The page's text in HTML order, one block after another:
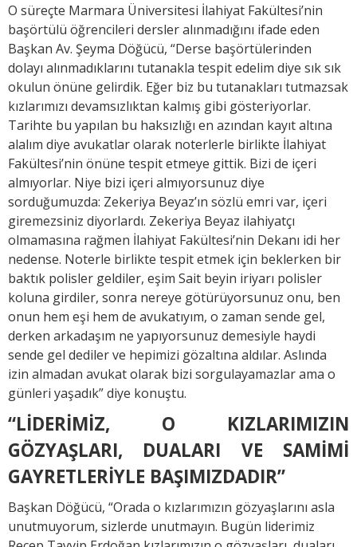
O süreçte Marmara Üniversitesi İlahiyat Fakültesi’nin
başörtülü öğrencileri dersler alınmadığını ifade eden
Başkan Av. Şeyma Döğücü, “Derse başörtülerinden
dolayı alınmadıklarını tutanakla tespit edelim diye sık sık
okulun önüne gelirdik. Eğer biz bu tutanakları tutmazsak
kızlarımızı devamsızlıktan kalmış gibi gösteriyorlar.
Tarihte bu yapılan bu haksızlığı en azından kayıt altına
alalım diye avukatlar olarak noterlerle birlikte İlahiyat
Fakültesi’nin önüne tespit etmeye gittik. Bizi de içeri
almıyorlar. Niye bizi içeri almıyorsunuz diye
sorduğumuzda: Zekeriya Beyaz’ın sözlü emri var, içeri
giremezsiniz diyorlardı. Zekeriya Beyaz ilahiyatçı
olmamasına rağmen İlahiyat Fakültesi’nin Dekanı idi her
nedense. Noterle birlikte tespit etmek için beklerken bir
baktık polisler geldiler, eşim Sait beyin iriyarı polisler
koluna girdiler, sonra nereye götürüyorsunuz onu, ben
onun hem eşi hem de avukatıyım, o zaman sende gel,
derken arkadaşım ne yapıyorsunuz demesiyle haydi
sende gel dediler ve hepimizi gözaltına aldılar. Aslında
izin almadan avukat olarak bizi sorgulayamazlar ama o
günleri yaşadık” diye konuştu.
“LİDERİMİZ, O KIZLARIMIZIN
GÖZYAŞLARI, DUALARI VE SAMİMİ
GAYRETLERİYLE BAŞIMIZDADIR”
Başkan Döğücü, “Orada o kızlarımızın gözyaşlarını asla
unutmuyorum, sizlerde unutmayın. Bugün liderimiz